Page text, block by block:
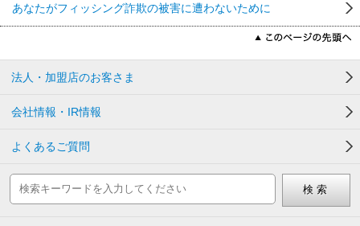
あなたがフィッシング詐欺の被害に遭わないために
法人・加盟店のお客さま
会社情報・IR情報
よくあるご質問